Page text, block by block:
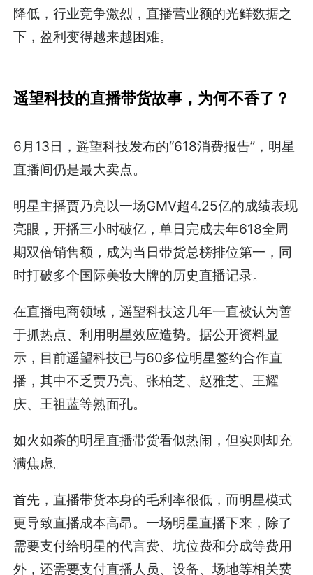
降低，行业竞争激烈，直播营业额的光鲜数据之
下，盈利变得越来越困难。
遥望科技的直播带货故事，为何不香了？
6月13日，遥望科技发布的“618消费报告”，明星
直播间仍是最大卖点。
明星主播贾乃亮以一场GMV超4.25亿的成绩表现
亮眼，开播三小时破亿，单日完成去年618全周
期双倍销售额，成为当日带货总榜排位第一，同
时打破多个国际美妆大牌的历史直播记录。
在直播电商领域，遥望科技这几年一直被认为善
于抓热点、利用明星效应造势。据公开资料显
示，目前遥望科技已与60多位明星签约合作直
播，其中不乏贾乃亮、张柏芝、赵雅芝、王耀
庆、王祖蓝等熟面孔。
如火如荼的明星直播带货看似热闹，但实则却充
满焦虑。
首先，直播带货本身的毛利率很低，而明星模式
更导致直播成本高昂。一场明星直播下来，除了
需要支付给明星的代言费、坑位费和分成等费用
外，还需要支付直播人员、设备、场地等相关费